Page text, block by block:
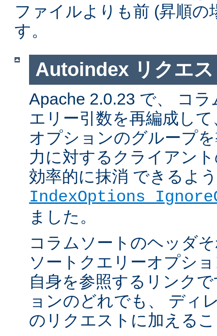
ファイルよりも前 (昇順の
す。
Autoindex リクエ
Apache 2.0.23 で、 コ
エリー引数を再編成し
オプションのグループ
力に対するクライアン
効率的に抹消 できるよ
IndexOptions
ました。
コラムソートのヘッダ
ソートクエリーオプシ
自身を参照するリンク
ョンのどれでも、 ディ
のリクエストに加える